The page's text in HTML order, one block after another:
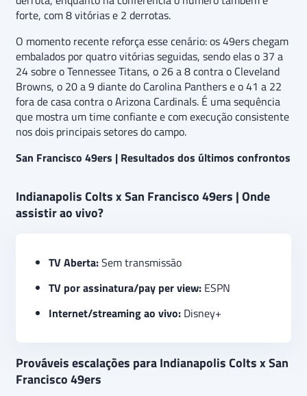
forte, com 8 vitórias e 2 derrotas.
O momento recente reforça esse cenário: os 49ers chegam
embalados por quatro vitórias seguidas, sendo elas o 37 a
24 sobre o Tennessee Titans, o 26 a 8 contra o Cleveland
Browns, o 20 a 9 diante do Carolina Panthers e o 41 a 22
fora de casa contra o Arizona Cardinals. É uma sequência
que mostra um time confiante e com execução consistente
nos dois principais setores do campo.
San Francisco 49ers | Resultados dos últimos confrontos
Indianapolis Colts x San Francisco 49ers | Onde
assistir ao vivo?
TV Aberta:Sem transmissão
TV por assinatura/pay per view: ESPN
Internet/streaming ao vivo: Disney+
Prováveis escalações para Indianapolis Colts x San
Francisco 49ers